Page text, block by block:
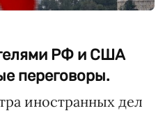
РФ и США
переговоры.
иностранных дел